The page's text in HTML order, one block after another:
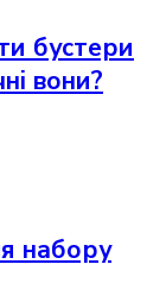
бустери
вони?
набору